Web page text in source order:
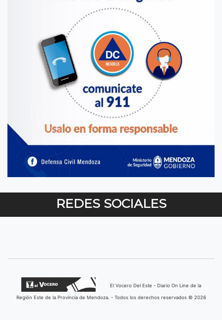
REDES SOCIALES
El Vocero Del Este - Diario On Line de la
Región Este de la Provincia de Mendoza. - Todos los derechos reservados © 2026